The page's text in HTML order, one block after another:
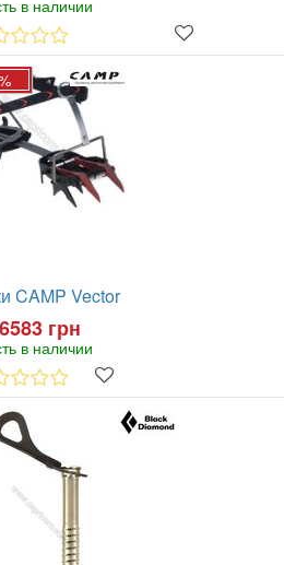
в наличии
CAMP Vector
6583 грн
в наличии